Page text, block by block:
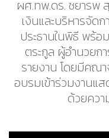
ผศ.ทพ.ดร. ชยารพ
เงินและบริหารจั
ประธานในพิธี พร้
ตระกูล ผู้อำนวยก
รายงาน โดยมีคณา
อบรมเข้าร่วมงานแ
ด้วยควา